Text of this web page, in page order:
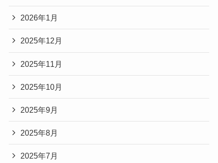
2026年1月
2025年12月
2025年11月
2025年10月
2025年9月
2025年8月
2025年7月